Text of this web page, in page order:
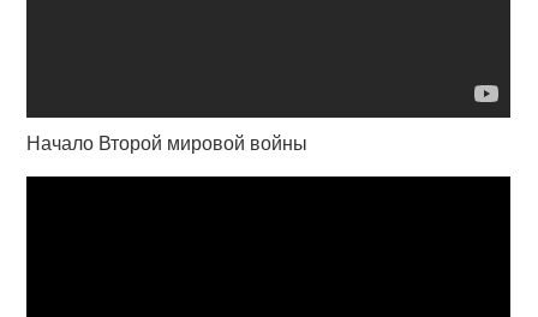
Начало Второй мировой войны